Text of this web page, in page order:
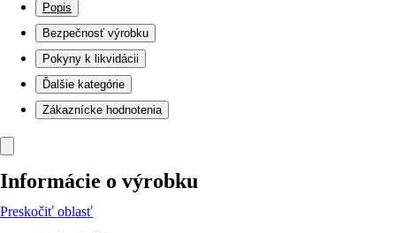
Popis
Bezpečnosť výrobku
Pokyny k likvidácii
Ďalšie kategórie
Zákaznícke hodnotenia
Informácie o výrobku
Preskočiť oblasť